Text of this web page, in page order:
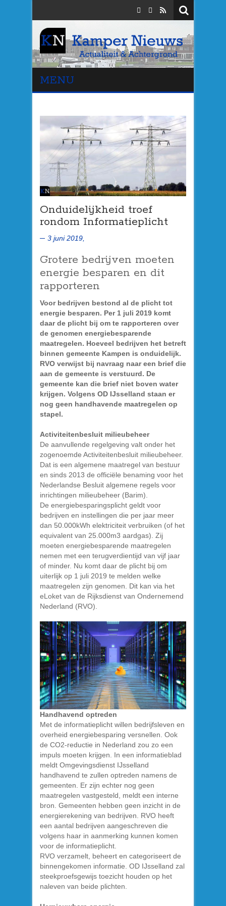
MENU
Onduidelijkheid troef
rondom Informatieplicht
3 juni 2019,
Grotere bedrijven moeten
energie besparen en dit
rapporteren
Voor bedrijven bestond al de plicht tot
energie besparen. Per 1 juli 2019 komt
daar de plicht bij om te rapporteren over
de genomen energiebesparende
maatregelen. Hoeveel bedrijven het betreft
binnen gemeente Kampen is onduidelijk.
RVO verwijst bij navraag naar een brief die
aan de gemeente is verstuurd. De
gemeente kan die brief niet boven water
krijgen. Volgens OD IJsselland staan er
nog geen handhavende maatregelen op
stapel.
Activiteitenbesluit milieubeheer
De aanvullende regelgeving valt onder het
zogenoemde Activiteitenbesluit milieubeheer.
Dat is een algemene maatregel van bestuur
en sinds 2013 de officiële benaming voor het
Nederlandse Besluit algemene regels voor
inrichtingen milieubeheer (Barim).
De energiebesparingsplicht geldt voor
bedrijven en instellingen die per jaar meer
dan 50.000kWh elektriciteit verbruiken (of het
equivalent van 25.000m3 aardgas). Zij
moeten energiebesparende maatregelen
nemen met een terugverdientijd van vijf jaar
of minder. Nu komt daar de plicht bij om
uiterlijk op 1 juli 2019 te melden welke
maatregelen zijn genomen. Dit kan via het
eLoket van de Rijksdienst van Ondernemend
Nederland (RVO).
Handhavend optreden
Met de informatieplicht willen bedrijfsleven en
overheid energiebesparing versnellen. Ook
de CO2-reductie in Nederland zou zo een
impuls moeten krijgen. In een informatieblad
meldt Omgevingsdienst IJsselland
handhavend te zullen optreden namens de
gemeenten. Er zijn echter nog geen
maatregelen vastgesteld, meldt een interne
bron. Gemeenten hebben geen inzicht in de
energierekening van bedrijven. RVO heeft
een aantal bedrijven aangeschreven die
volgens haar in aanmerking kunnen komen
voor de informatieplicht.
RVO verzamelt, beheert en categoriseert de
binnengekomen informatie. OD IJsselland zal
steekproefsgewijs toezicht houden op het
naleven van beide plichten.